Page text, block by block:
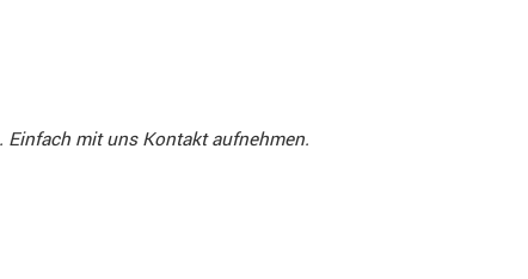
mit uns Kontakt aufnehmen.